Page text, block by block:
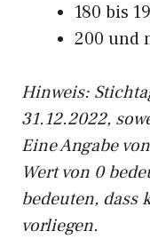
180 bis
200 und
Hinweis:
31.12.2022,
Eine Angabe
Wert von 0
bedeuten, dass
vorliegen.